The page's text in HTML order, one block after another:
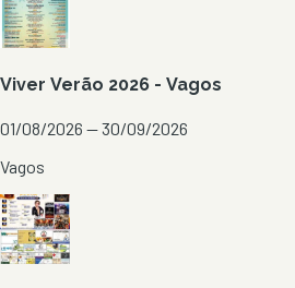
Viver Verão 2026 - Vagos
01/08/2026 — 30/09/2026
Vagos